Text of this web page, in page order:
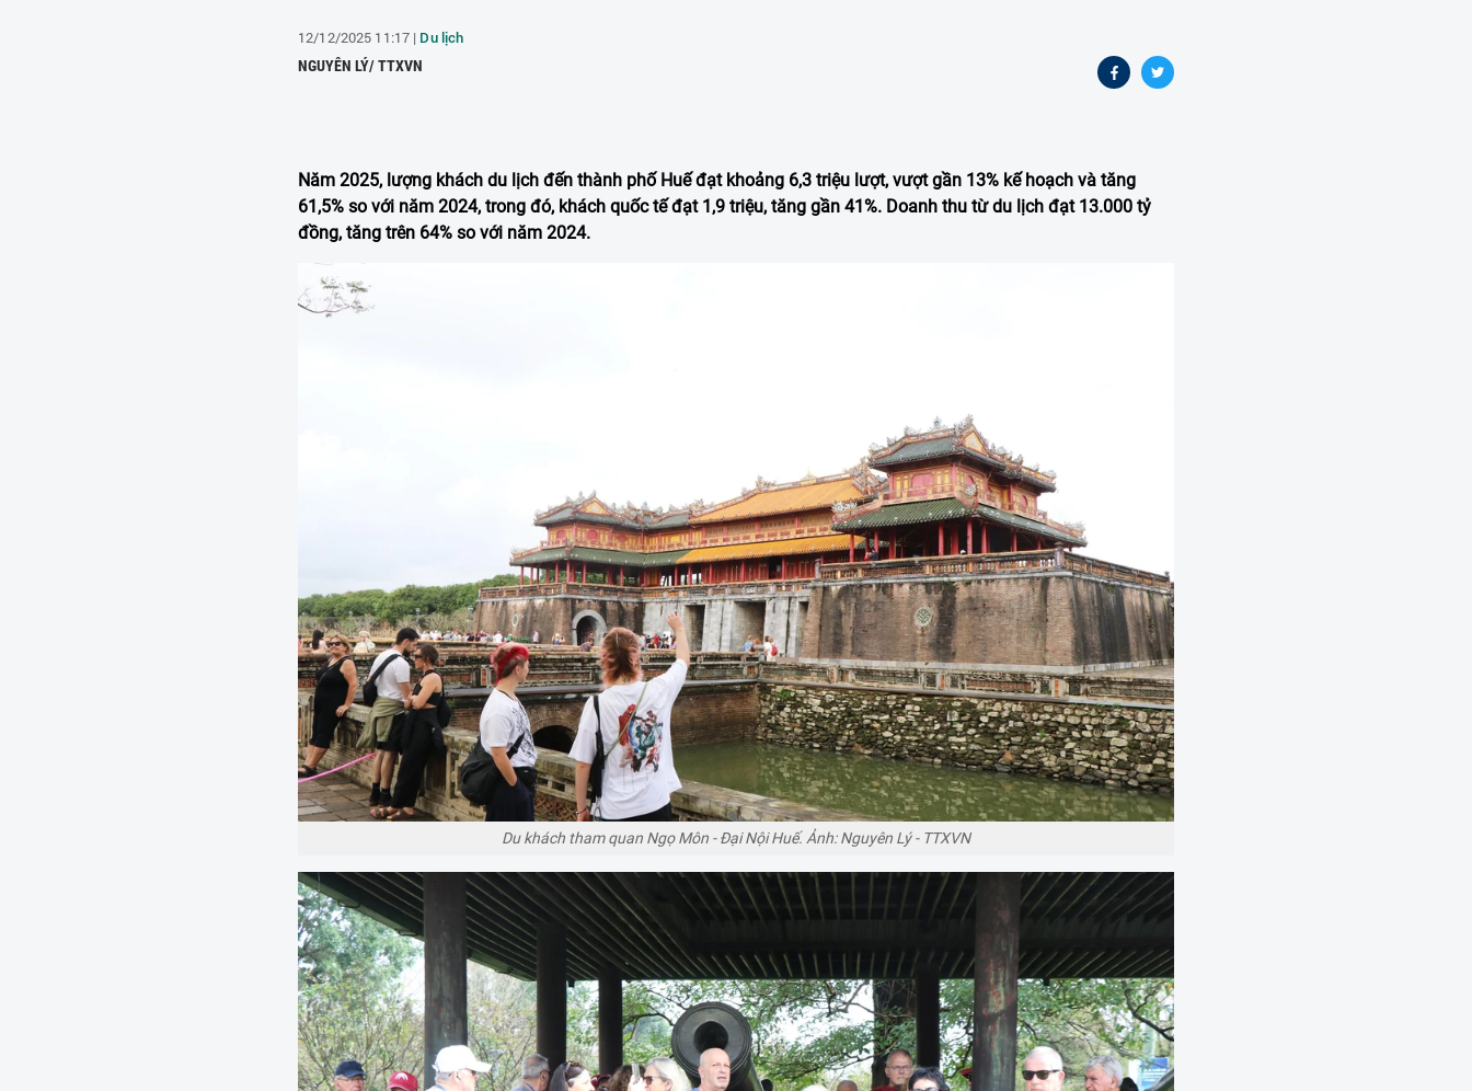
12/12/2025 11:17 | Du lịch
NGUYÊN LÝ/ TTXVN
Năm 2025, lượng khách du lịch đến thành phố Huế đạt khoảng 6,3 triệu lượt, vượt gần 13% kế hoạch và tăng
61,5% so với năm 2024, trong đó, khách quốc tế đạt 1,9 triệu, tăng gần 41%. Doanh thu từ du lịch đạt 13.000 tỷ
đồng, tăng trên 64% so với năm 2024.
Du khách tham quan Ngọ Môn - Đại Nội Huế. Ảnh: Nguyên Lý - TTXVN